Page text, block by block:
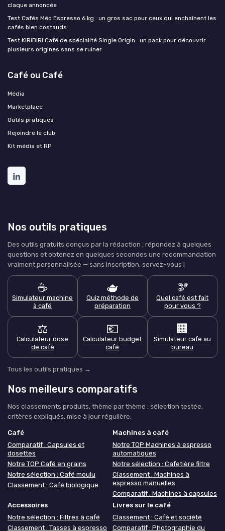
claque annoncée
Test Cafés Méo Espresso 6 kg : un gros sac pour ceux qui enchaînent les
cafés bien costauds
Test KIRIBIRI Café de spécialité Single Origin : un pack pour découvrir
plusieurs origines sans se ruiner
Café ou Café
Média
Marketplace
Outils pratiques
Rejoindre le club
Kit média et RP
Nos outils pratiques
Des outils gratuits conçus par la rédaction : répondez à quelques
questions et obtenez en quelques secondes une recommandation
vraiment personnalisée — sans inscription, servez-vous !
☕
Simulateur machine
à café
🫖
Quiz méthode de
préparation
🫘
Quel café est fait
pour vous ?
⚖️
Calculateur dose
de café
💶
Calculateur budget
café
🏢
Simulateur café au
bureau
Tous les outils pratiques →
Nos meilleurs comparatifs
Nos classements produits, thème par thème : sélection testée,
critères expliqués, mise à jour régulière.
Café
Comparatif : Capsules et
dosettes
Notre TOP Café en grains
Notre sélection : Café moulu
Classement : Café biologique
Machines à café
Notre TOP Machines à espresso
automatiques
Notre sélection : Cafetière filtre
Classement : Machines à
espresso manuelles
Comparatif : Machines à capsules
Accessoires
Notre sélection : Filtres à café
Classement : Tasses à espresso
Livres sur le café
Classement : Café et société
Comparatif : Photographie du